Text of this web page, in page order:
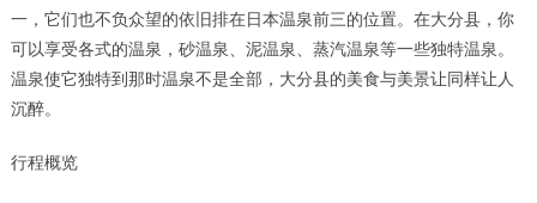
一，它们也不负众望的依旧排在日本温泉前三的位置。在大分县，你
可以享受各式的温泉，砂温泉、泥温泉、蒸汽温泉等一些独特温泉。
温泉使它独特到那时温泉不是全部，大分县的美食与美景让同样让人
沉醉。
行程概览